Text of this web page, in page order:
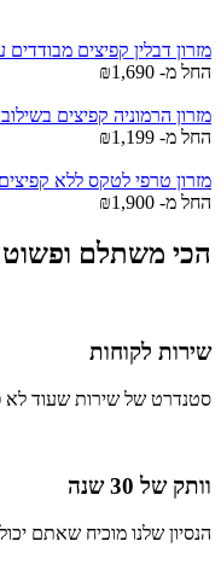
מזרון דבלין קפיצים מבודדים
החל מ-
₪1,690
מזרון הרמוניה קפיצים בשילוב
החל מ-
₪1,199
מזרון טרפי לטקס ללא קפיצים
החל מ-
₪1,900
הכי משתלם ופשוט
שירות לקוחות
סטנדרט של שירות שעוד
וותק של 30 שנה
הנסיון שלנו מוכיח שאתם